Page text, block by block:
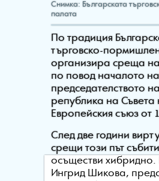
Снимка: Българската
палата
По традиция
търговско-
организира среща
по повод началото на
председателството
република на Съвета
Европейския съюз от
След две години
срещи този път
осъществи
Ингрид Шикова,